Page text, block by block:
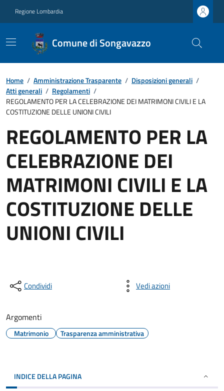
Regione Lombardia
Comune di Songavazzo
Home / Amministrazione Trasparente / Disposizioni generali /
Atti generali / Regolamenti /
REGOLAMENTO PER LA CELEBRAZIONE DEI MATRIMONI CIVILI E LA
COSTITUZIONE DELLE UNIONI CIVILI
REGOLAMENTO PER LA
CELEBRAZIONE DEI
MATRIMONI CIVILI E LA
COSTITUZIONE DELLE
UNIONI CIVILI
Condividi Vedi azioni
Argomenti
Matrimonio Trasparenza amministrativa
INDICE DELLA PAGINA